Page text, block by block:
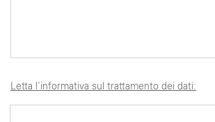
Letta l'informativa sul trattamento dei dati: